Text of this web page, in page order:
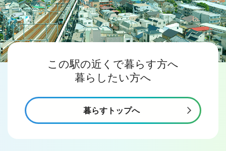
この駅の近くで暮らす方へ
暮らしたい方へ
暮らすトップへ